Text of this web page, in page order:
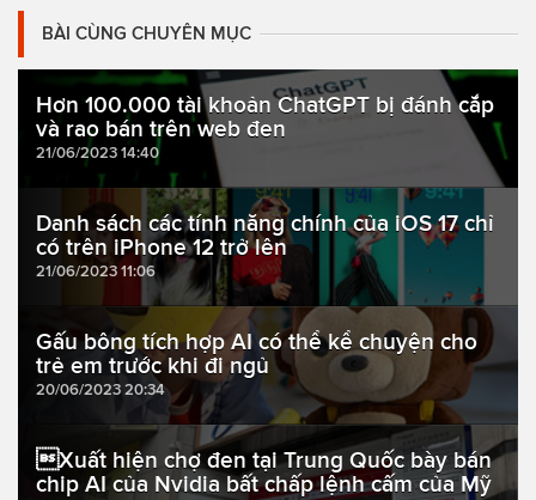
BÀI CÙNG CHUYÊN MỤC
Hơn 100.000 tài khoản ChatGPT bị đánh cắp
và rao bán trên web đen
21/06/2023 14:40
Danh sách các tính năng chính của iOS 17 chỉ
có trên iPhone 12 trở lên
21/06/2023 11:06
Gấu bông tích hợp AI có thể kể chuyện cho
trẻ em trước khi đi ngủ
20/06/2023 20:34
Xuất hiện chợ đen tại Trung Quốc bày bán
chip AI của Nvidia bất chấp lệnh cấm của Mỹ